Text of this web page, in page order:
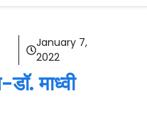
January 7,
2022
माध्वी